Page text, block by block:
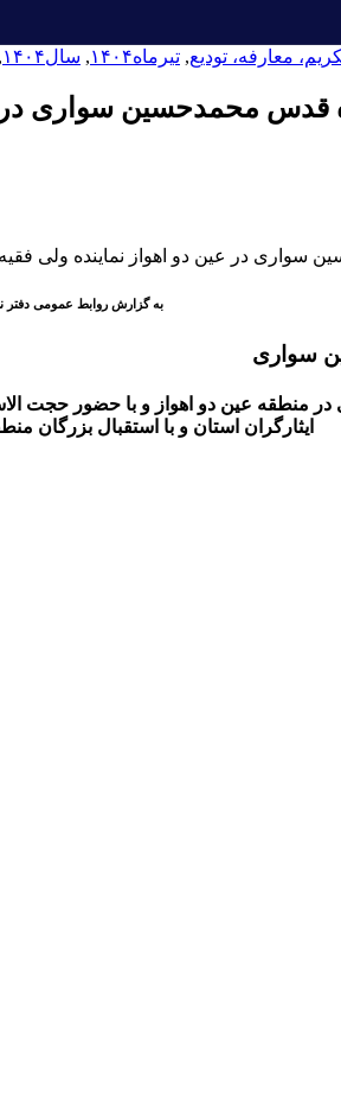
معارفه، تودیع, تیرماه۱۴۰۴ , سال۱۴۰۴ ,
قدس محمدحسین سواری در
به گزارش روابط عمومی دفتر
سواری
عین دو اهواز و با حضور حجت
ایثارگران استان و با استقبال بزرگان